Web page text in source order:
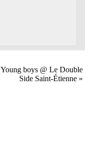
Young boys @ Le Double
Side Saint-Étienne »